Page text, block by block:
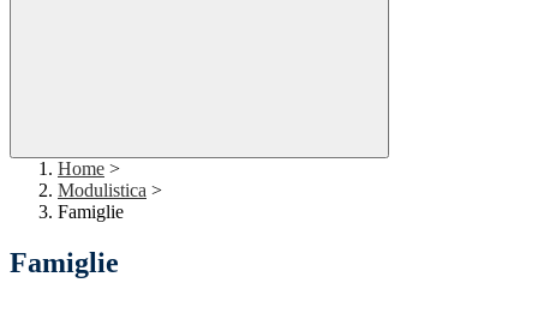
Home >
Modulistica >
Famiglie
Famiglie